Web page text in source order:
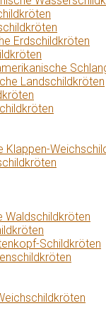
Erdschildkröten
Landschildkröten
Klappen-
Waldschildkröten
Schildkröten